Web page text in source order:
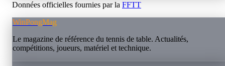
Données officielles fournies par la FFTT
WinPongMag
Le magazine de référence du tennis de table. Actualités,
compétitions, joueurs, matériel et technique.